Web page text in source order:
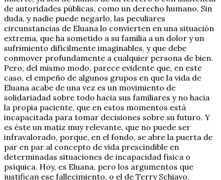
de autoridades públicas, como un derecho humano. Sin
duda, y nadie puede negarlo, las peculiares
circunstancias de Eluana lo convierten en una situación
extrema, que ha sometido a su familia a un dolor y un
sufrimiento difícilmente imaginables, y que debe
conmover profundamente a cualquier persona de bien.
Pero, del mismo modo, parece evidente que, en este
caso, el empeño de algunos grupos en que la vida de
Eluana acabe de una vez es un movimiento de
solidariadad sobre todo hacia sus familiares y no hacia
la propia paciente, que en estos momentos está
incapacitada para tomar decisiones sobre su futuro. Y
es éste un matiz muy relevante, que no puede ser
infravalorado, porque, en el fondo, se abre la puerta de
par en par al concepto de vida prescindible en
determinadas situaciones de incapacidad física o
psíquica. Hoy, es Eluana, pero los argumentos que
justifican ese fallecimiento, o el de Terry Schiavo,